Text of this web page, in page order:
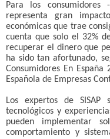
Para los
representa gran
económicas que trae
cuenta que solo el 32%
recuperar el dinero que
ha sido tan afortunado,
Consumidores En
Española de Empresas
Los expertos de
tecnológicos y
pueden implementar
comportamiento y